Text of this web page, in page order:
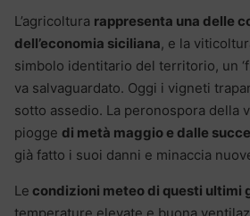
L’agricoltura rappresenta una delle
dell’economia siciliana, e la
simbolo identitario del territorio, un
va salvaguardato. Oggi i vigneti
sotto assedio. La peronospora della
piogge di metà maggio e dalle
già fatto i suoi danni e minaccia
Le condizioni meteo di questi ultimi
temperature elevate e buona